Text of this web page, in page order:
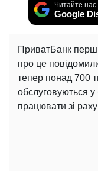
Читайте нас
Google
ПриватБанк
про це
тепер понад 700
обслуговуються
працювати зі